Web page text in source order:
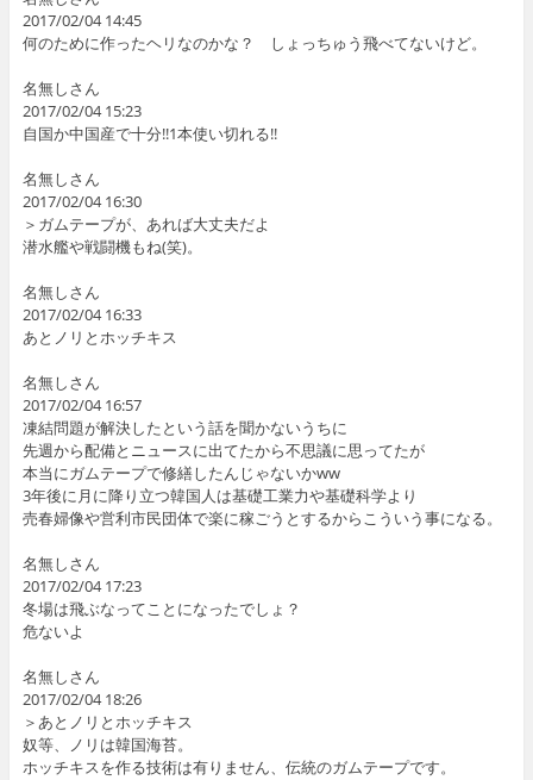
2017/02/04 14:45
何のために作ったヘリなのかな？ しょっちゅう飛べてないけど。
名無しさん
2017/02/04 15:23
自国か中国産で十分!!1本使い切れる!!
名無しさん
2017/02/04 16:30
＞ガムテープが、あれば大丈夫だよ
潜水艦や戦闘機もね(笑)。
名無しさん
2017/02/04 16:33
あとノリとホッチキス
名無しさん
2017/02/04 16:57
凍結問題が解決したという話を聞かないうちに
先週から配備とニュースに出てたから不思議に思ってたが
本当にガムテープで修繕したんじゃないかww
3年後に月に降り立つ韓国人は基礎工業力や基礎科学より
売春婦像や営利市民団体で楽に稼ごうとするからこういう事になる。
名無しさん
2017/02/04 17:23
冬場は飛ぶなってことになったでしょ？
危ないよ
名無しさん
2017/02/04 18:26
＞あとノリとホッチキス
奴等、ノリは韓国海苔。
ホッチキスを作る技術は有りません、伝統のガムテープです。